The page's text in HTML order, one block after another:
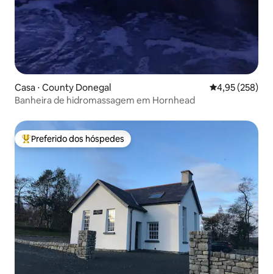
Casa ⋅ County Donegal 4,95 de uma
4,95 (258)
Banheira de hidromassagem em Hornhead
Entre os melhores preferidos dos hóspedes
Preferido dos hóspedes